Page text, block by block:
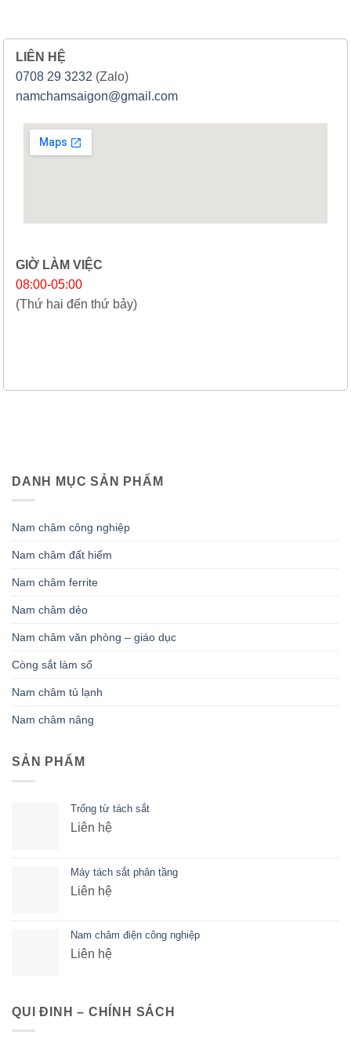
LIÊN HỆ
0708 29 3232 (Zalo)
namchamsaigon@gmail.com
GIỜ LÀM VIỆC
08:00-05:00
(Thứ hai đến thứ bảy)
DANH MỤC SẢN PHẨM
Nam châm công nghiệp
Nam châm đất hiếm
Nam châm ferrite
Nam châm dẻo
Nam châm văn phòng – giáo dục
Còng sắt làm sổ
Nam châm tủ lạnh
Nam châm nâng
SẢN PHẨM
Trống từ tách sắt
Liên hệ
Máy tách sắt phân tầng
Liên hệ
Nam châm điện công nghiệp
Liên hệ
QUI ĐINH – CHÍNH SÁCH